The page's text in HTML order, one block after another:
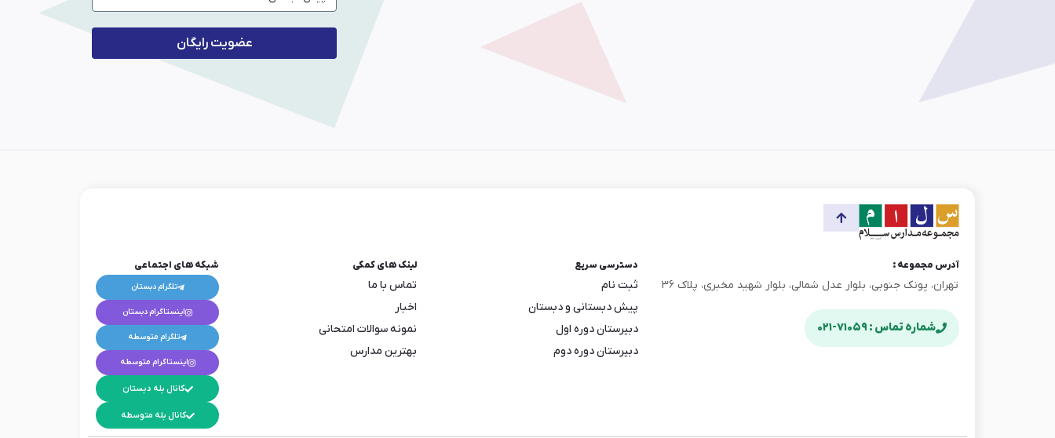
عضویت رایگان
آدرس مجموعه :
تهران، پونک جنوبی، بلوار عدل شمالی، بلوار شهید مخبری، پلاک ۳۶
شماره تماس : ۷۱۰۵۹-۰۲۱
دسترسی سریع
ثبت نام
پیش دبستانی و دبستان
دبیرستان دوره اول
دبیرستان دوره دوم
لینک های کمکی
تماس با ما
اخبار
نمونه سوالات امتحانی
بهترین مدارس
شبکه های اجتماعی
تلگرام دبستان
اینستاگرام دبستان
تلگرام متوسطه
اینستاگرام متوسطه
کانال بله دبستان
کانال بله متوسطه